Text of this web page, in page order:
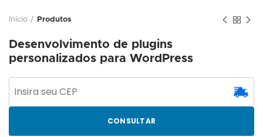
Início Produtos
Desenvolvimento de plugins
personalizados para WordPress
CONSULTAR